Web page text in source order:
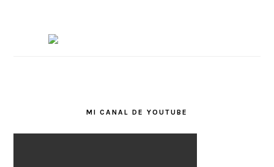
MI CANAL DE YOUTUBE